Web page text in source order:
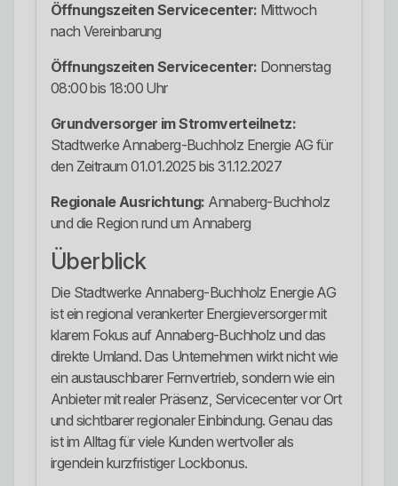
Öffnungszeiten Servicecenter: Mittwoch
nach Vereinbarung
Öffnungszeiten Servicecenter: Donnerstag
08:00 bis 18:00 Uhr
Grundversorger im Stromverteilnetz:
Stadtwerke Annaberg-Buchholz Energie AG für
den Zeitraum 01.01.2025 bis 31.12.2027
Regionale Ausrichtung: Annaberg-Buchholz
und die Region rund um Annaberg
Überblick
Die Stadtwerke Annaberg-Buchholz Energie AG
ist ein regional verankerter Energieversorger mit
klarem Fokus auf Annaberg-Buchholz und das
direkte Umland. Das Unternehmen wirkt nicht wie
ein austauschbarer Fernvertrieb, sondern wie ein
Anbieter mit realer Präsenz, Servicecenter vor Ort
und sichtbarer regionaler Einbindung. Genau das
ist im Alltag für viele Kunden wertvoller als
irgendein kurzfristiger Lockbonus.